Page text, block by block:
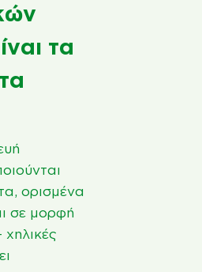
τα
ορισμένα
σε μορφή